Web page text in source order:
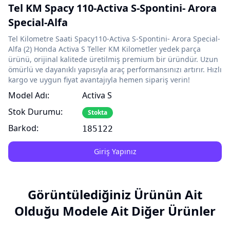
Tel KM Spacy 110-Activa S-Spontini- Arora
Special-Alfa
Tel Kilometre Saati Spacy110-Activa S-Spontini- Arora Special-
Alfa (2) Honda Activa S Teller KM Kilometler yedek parça
ürünü, orijinal kalitede üretilmiş premium bir üründür. Uzun
ömürlü ve dayanıklı yapısıyla araç performansınızı artırır. Hızlı
kargo ve uygun fiyat avantajıyla hemen sipariş verin!
Model Adı:
Stok Durumu:
Barkod:
Activa S
Stokta
185122
Giriş Yapınız
Görüntülediğiniz Ürünün Ait
Olduğu Modele Ait Diğer Ürünler